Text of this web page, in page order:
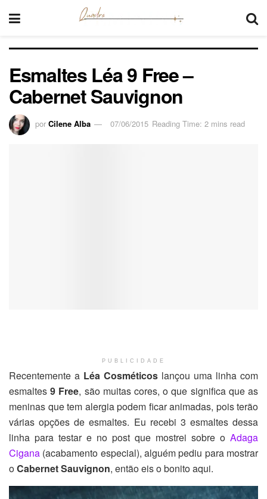
Esmaltes Léa 9 Free –
Cabernet Sauvignon
por Cilene Alba 07/06/2015 Reading Time: 2 mins read
PUBLICIDADE
Recentemente a Léa Cosméticos lançou uma linha com
esmaltes9 Free, são muitas cores, o que significa que as
meninas que tem alergia podem ficar animadas, pois terão
várias opções de esmaltes. Eu recebi 3 esmaltes dessa
linha para testar e no post que mostrei sobre o Adaga
Cigana (acabamento especial), alguém pediu para mostrar
oCabernet Sauvignon, então eis o bonito aqui.